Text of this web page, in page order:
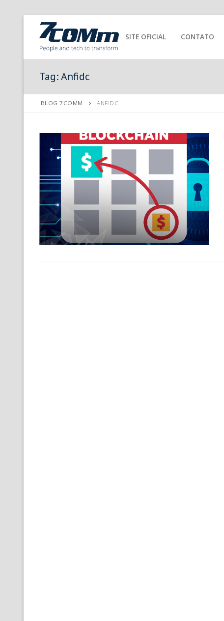
SITE OFICIAL CONTATO
Tag:Anfidc
BLOG 7COMM ANFIDC